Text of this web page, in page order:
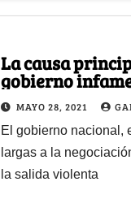
La causa
gobierno
MAYO 28, 2021
El gobierno nacional,
largas a la
la salida violenta